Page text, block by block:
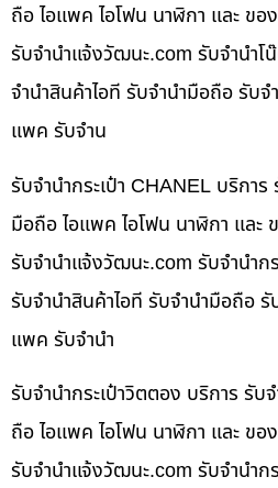
ถือ ไอแพค ไอโฟน นาฬิกา และ ข
รับจํานําแจ้งวัฒนะ.com รับจำนำ
จำนำสินค้าไอที รับจำนำมือถือ รับจ
แพค รับจำน
รับจำนำกระเป๋า CHANEL บริการ
มือถือ ไอแพค ไอโฟน นาฬิกา และ
รับจํานําแจ้งวัฒนะ.com รับจำนำก
รับจำนำสินค้าไอที รับจำนำมือถือ
แพค รับจำนำ
รับจำนำกระเป๋าวิตตอง บริการ รับ
ถือ ไอแพค ไอโฟน นาฬิกา และ ข
รับจํานําแจ้งวัฒนะ.com รับจำนำก